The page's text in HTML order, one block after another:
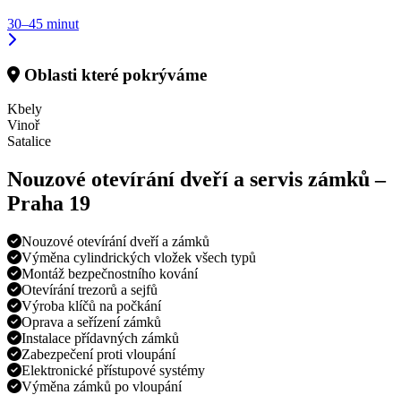
30–45 minut
Oblasti které pokrýváme
Kbely
Vinoř
Satalice
Nouzové otevírání dveří a servis zámků –
Praha 19
Nouzové otevírání dveří a zámků
Výměna cylindrických vložek všech typů
Montáž bezpečnostního kování
Otevírání trezorů a sejfů
Výroba klíčů na počkání
Oprava a seřízení zámků
Instalace přídavných zámků
Zabezpečení proti vloupání
Elektronické přístupové systémy
Výměna zámků po vloupání